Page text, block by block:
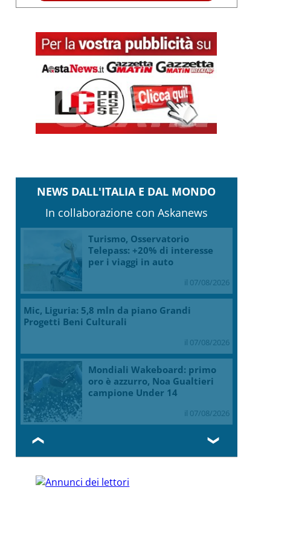
NEWS DALL'ITALIA E DAL MONDO
In collaborazione con Askanews
Turismo, Osservatorio
Telepass: +20% di interesse
per i viaggi in auto
il 07/08/2026
Mic, Liguria: 5,8 mln da piano Grandi
Progetti Beni Culturali
il 07/08/2026
Mondiali Wakeboard: primo
oro è azzurro, Noa Gualtieri
campione Under 14
il 07/08/2026
❮ ❯